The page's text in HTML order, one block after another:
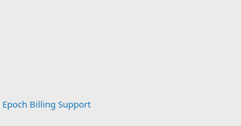
Epoch Billing Support